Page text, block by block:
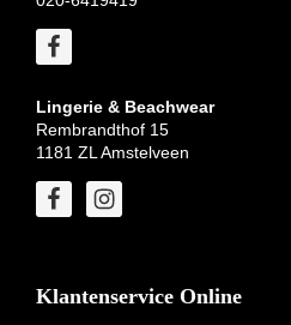
Lingerie & Beachwear
Rembrandthof 15
1181 ZL Amstelveen
Klantenservice Online